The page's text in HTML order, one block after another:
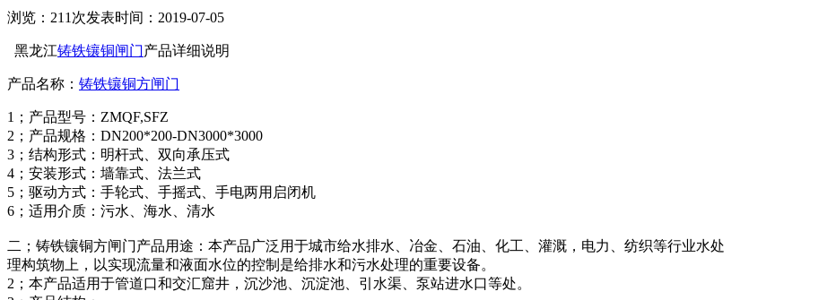
浏览：211次发表时间：2019-07-05
黑龙江铸铁镶铜闸门产品详细说明
产品名称： 铸铁镶铜方闸门
1；产品型号：ZMQF,SFZ
2；产品规格：DN200*200-DN3000*3000
3；结构形式：明杆式、双向承压式
4；安装形式：墙靠式、法兰式
5；驱动方式：手轮式、手摇式、手电两用启闭机
6；适用介质：污水、海水、清水
二；铸铁镶铜方闸门产品用途：本产品广泛用于城市给水排水、冶金、石油、化工、灌溉，电力、纺织等行业水处
理构筑物上，以实现流量和液面水位的控制是给排水和污水处理的重要设备。
2；本产品适用于管道口和交汇窟井，沉沙池、沉淀池、引水渠、泵站进水口等处。